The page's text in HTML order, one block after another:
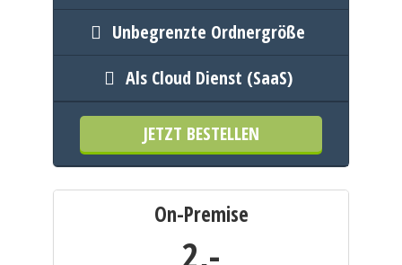
Unbegrenzte Ordnergröße
Als Cloud Dienst (SaaS)
JETZT BESTELLEN
On-Premise
2,-